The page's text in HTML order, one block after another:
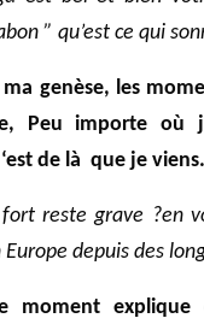
” qu’est ce qui
genèse, les
Peu importeoù
de là que je viens.
reste grave ?en
depuis des
moment explique